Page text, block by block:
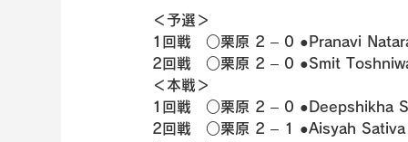
＜予選＞
1回戦　○栗原 2 – 0 ●Pranavi
2回戦　○栗原 2 – 0 ●Smit
＜本戦＞
1回戦　○栗原 2 – 0 ●Deepshikha
2回戦　○栗原 2 – 1 ●Aisyah